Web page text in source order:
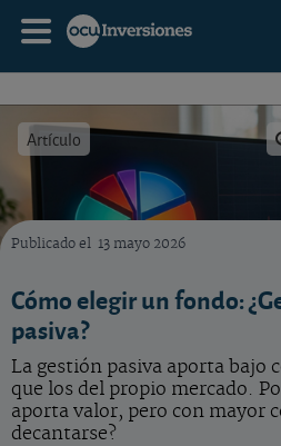
Artículo
Publicado el 13 mayo 2026
Cómo elegir un fondo:
pasiva?
La gestión pasiva aporta bajo
que los del propio mercado.
aporta valor, pero con mayor
decantarse?